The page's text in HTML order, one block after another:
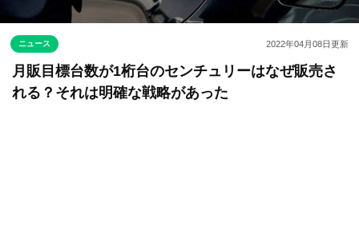
ニュース 2022年04月08日更新
月販目標台数が1桁台のセンチュリーはなぜ販売さ
れる？それは明確な戦略があった